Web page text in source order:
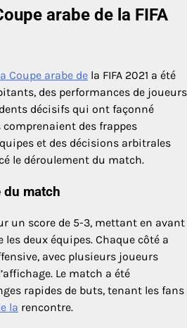
arabe de la FIFA
Coupe arabe de la FIFA 2021 a été
des performances de joueurs
décisifs qui ont façonné
comprenaient des frappes
et des décisions arbitrales
le déroulement du match.
du match
un score de 5-3, mettant en avant
deux équipes. Chaque côté a
avec plusieurs joueurs
Le match a été
rapides de buts, tenant les fans
la rencontre.